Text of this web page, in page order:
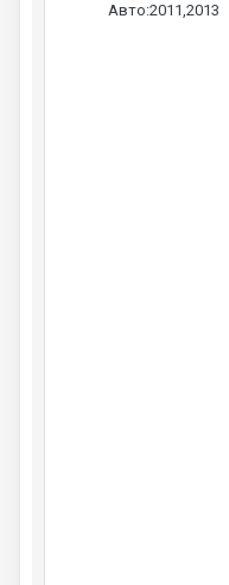
Авто:2011,2013